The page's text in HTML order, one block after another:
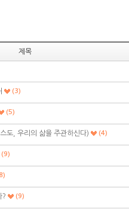
제목
(3)
(5)
도, 우리의 삶을 주관하신다) (4)
? (9)